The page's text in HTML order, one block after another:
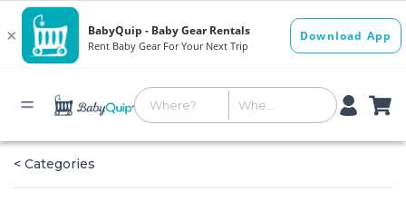
< Categories